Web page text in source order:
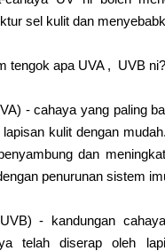
sel kulit dan
tengok apa UVA , UVB ni?
- cahaya yang paling
kulit dengan
dan
penurunan sistem
- kandungan
telah diserap oleh